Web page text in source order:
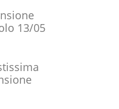
13/05